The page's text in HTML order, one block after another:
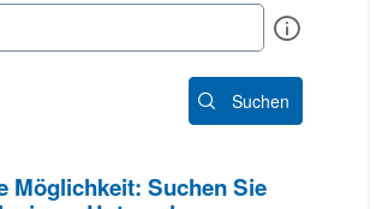
Info
Suchen
Möglichkeit: Suchen Sie